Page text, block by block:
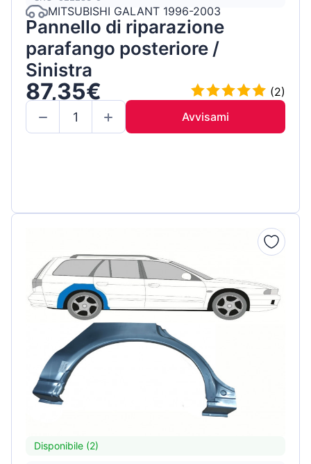
MITSUBISHI GALANT 1996-2003
Pannello di riparazione
parafango posteriore /
Sinistra
87,35€
(2)
Avvisami
Disponibile (2)